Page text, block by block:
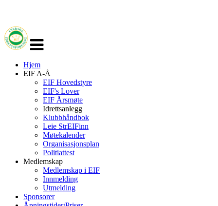
navigasjon
Hjem
EIF A-Å
EIF Hovedstyre
EIF's Lover
EIF Årsmøte
Idrettsanlegg
Klubbhåndbok
Leie StrEIFinn
Møtekalender
Organisasjonsplan
Politiattest
Medlemskap
Medlemskap i EIF
Innmelding
Utmelding
Sponsorer